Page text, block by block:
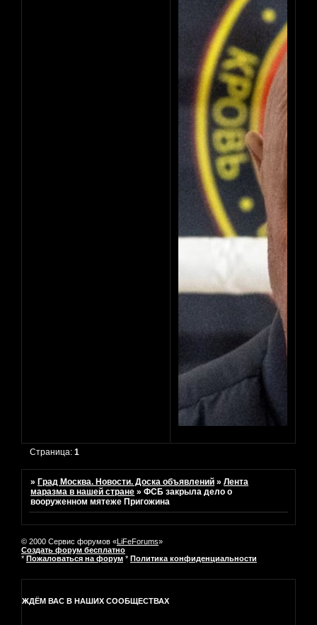
Страница:1
»Град Москва. Новости. Доска объявлений »Лента
маразма в нашей стране »ФСБ закрыла дело о
вооруженном мятеже Пригожина
© 2000 Сервис форумов «LiFeForums»
Создать форум бесплатно
* Пожаловаться на форум * Политика конфиденциальности
ЖДЁМ ВАС В НАШИХ СООБЩЕСТВАХ